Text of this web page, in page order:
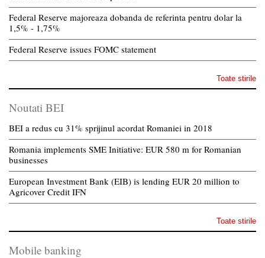
Federal Reserve majoreaza dobanda de referinta pentru dolar la
1,5% - 1,75%
Federal Reserve issues FOMC statement
Toate stirile
Noutati BEI
BEI a redus cu 31% sprijinul acordat Romaniei in 2018
Romania implements SME Initiative: EUR 580 m for Romanian
businesses
European Investment Bank (EIB) is lending EUR 20 million to
Agricover Credit IFN
Toate stirile
Mobile banking